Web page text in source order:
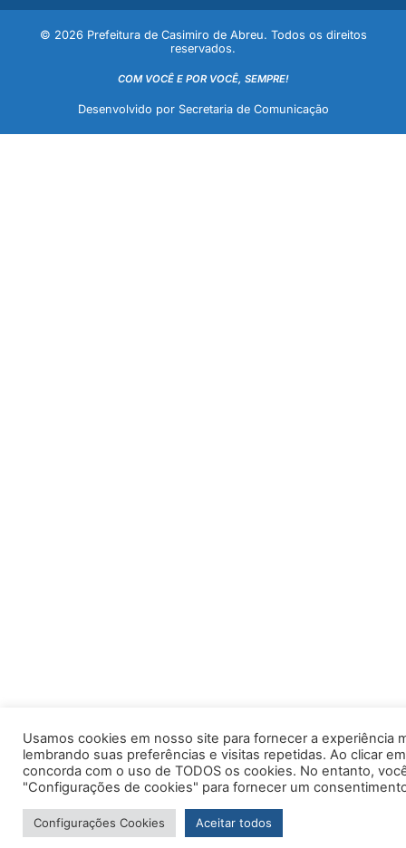
© 2026 Prefeitura de Casimiro de Abreu. Todos os direitos
reservados.
COM VOCÊ E POR VOCÊ, SEMPRE!
Desenvolvido por Secretaria de Comunicação
Usamos cookies em nosso site para fornecer a experiência
lembrando suas preferências e visitas repetidas. Ao clicar
concorda com o uso de TODOS os cookies. No entanto,
"Configurações de cookies" para fornecer um
Configurações Cookies Aceitar todos